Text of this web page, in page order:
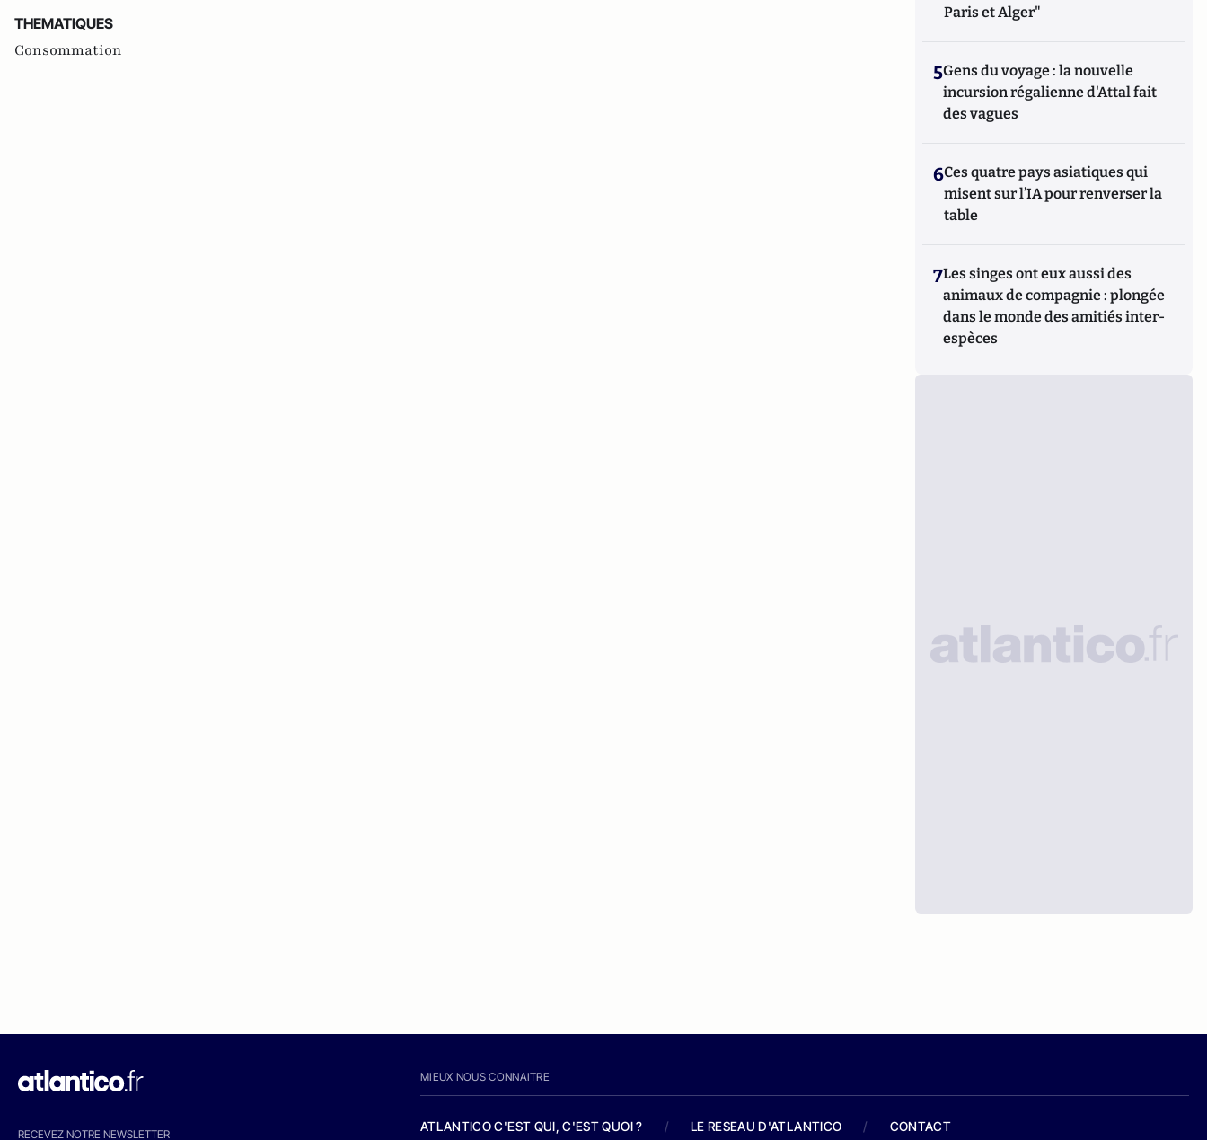
THEMATIQUES
Consommation
Paris et Alger"
5Gens du voyage : la nouvelle
incursion régalienne d'Attal fait
des vagues
6Ces quatre pays asiatiques qui
misent sur l’IA pour renverser la
table
7Les singes ont eux aussi des
animaux de compagnie : plongée
dans le monde des amitiés inter-
espèces
RECEVEZ NOTRE NEWSLETTER
MIEUX NOUS CONNAITRE
ATLANTICO C'EST QUI, C'EST QUOI ? / LE RESEAU D'ATLANTICO / CONTACT